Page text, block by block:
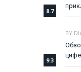
8.7
9.3
BY